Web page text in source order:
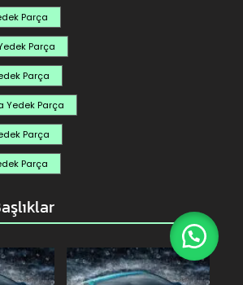
Parça
Parça
Parça
Yedek Parça
Parça
Parça